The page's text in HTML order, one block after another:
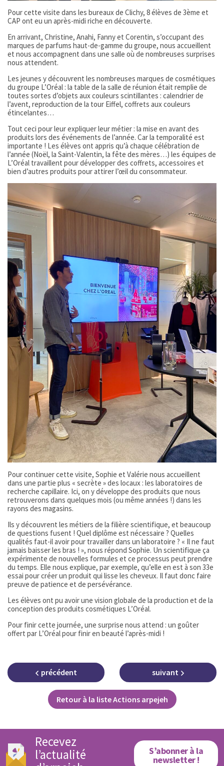
Pour cette visite dans les bureaux de Clichy, 8 élèves de 3ème et
CAP ont eu un après-midi riche en découverte.
En arrivant, Christine, Anahi, Fanny et Corentin, s’occupant des
marques de parfums haut-de-gamme du groupe, nous accueillent
et nous accompagnent dans une salle où de nombreuses surprises
nous attendent.
Les jeunes y découvrent les nombreuses marques de cosmétiques
du groupe L’Oréal : la table de la salle de réunion était remplie de
toutes sortes d’objets aux couleurs scintillantes : calendrier de
l’avent, reproduction de la tour Eiffel, coffrets aux couleurs
étincelantes…
Tout ceci pour leur expliquer leur métier : la mise en avant des
produits lors des événements de l’année. Car la temporalité est
importante ! Les élèves ont appris qu’à chaque célébration de
l’année (Noël, la Saint-Valentin, la fête des mères…) les équipes de
L’Oréal travaillent pour développer des coffrets, accessoires et
bien d’autres produits pour attirer l’œil du consommateur.
Pour continuer cette visite, Sophie et Valérie nous accueillent
dans une partie plus « secrète » des locaux : les laboratoires de
recherche capillaire. Ici, on y développe des produits que nous
retrouverons dans quelques mois (ou même années !) dans les
rayons des magasins.
Ils y découvrent les métiers de la filière scientifique, et beaucoup
de questions fusent ! Quel diplôme est nécessaire ? Quelles
qualités faut-il avoir pour travailler dans un laboratoire ? « Il ne faut
jamais baisser les bras ! », nous répond Sophie. Un scientifique ça
expérimente de nouvelles formules et ce processus peut prendre
du temps. Elle nous explique, par exemple, qu’elle en est à son 33e
essai pour créer un produit qui lisse les cheveux. Il faut donc faire
preuve de patience et de persévérance.
Les élèves ont pu avoir une vision globale de la production et de la
conception des produits cosmétiques L’Oréal.
Pour finir cette journée, une surprise nous attend : un goûter
offert par L’Oréal pour finir en beauté l’après-midi !
précédent
Retour à la liste Actions arpejeh
suivant
Recevez
l’actualité
S’abonner à la
newsletter !